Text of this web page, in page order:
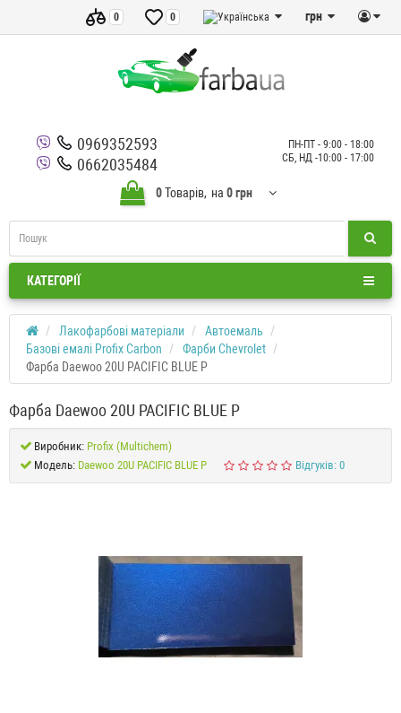
грн
0
0
0969352593
0662035484
ПН-ПТ - 9:00 - 18:00
СБ, НД -10:00 - 17:00
0Товарів, на 0 грн
КАТЕГОРІЇ
Лакофарбові матеріали
Автоемаль
Базові емалі Profix Carbon
Фарби Chevrolet
Фарба Daewoo 20U PACIFIC BLUE P
Фарба Daewoo 20U PACIFIC BLUE P
Виробник: Profix (Multichem)
Модель: Daewoo 20U PACIFIC BLUE P Відгуків: 0